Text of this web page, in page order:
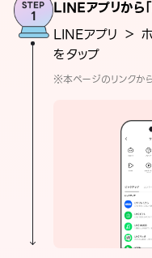
LINEアプリから
LINEアプリ ＞
をタップ
※本ページのリンクか